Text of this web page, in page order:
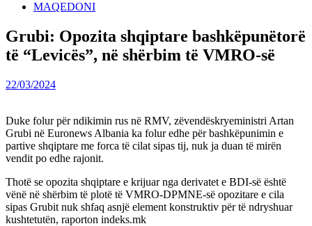
MAQEDONI
Grubi: Opozita shqiptare bashkëpunëtorë
të “Levicës”, në shërbim të VMRO-së
22/03/2024
Duke folur për ndikimin rus në RMV, zëvendëskryeministri Artan
Grubi në Euronews Albania ka folur edhe për bashkëpunimin e
partive shqiptare me forca të cilat sipas tij, nuk ja duan të mirën
vendit po edhe rajonit.
Thotë se opozita shqiptare e krijuar nga derivatet e BDI-së është
vënë në shërbim të plotë të VMRO-DPMNE-së opozitare e cila
sipas Grubit nuk shfaq asnjë element konstruktiv për të ndryshuar
kushtetutën, raporton indeks.mk